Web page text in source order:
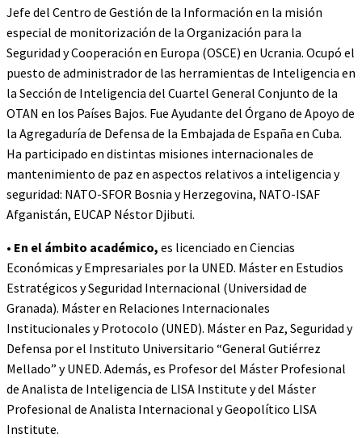
Jefe del Centro de Gestión de la Información en la misión
especial de monitorización de la Organización para la
Seguridad y Cooperación en Europa (OSCE) en Ucrania. Ocupó el
puesto de administrador de las herramientas de Inteligencia en
la Sección de Inteligencia del Cuartel General Conjunto de la
OTAN en los Países Bajos. Fue Ayudante del Órgano de Apoyo de
la Agregaduría de Defensa de la Embajada de España en Cuba.
Ha participado en distintas misiones internacionales de
mantenimiento de paz en aspectos relativos a inteligencia y
seguridad: NATO-SFOR Bosnia y Herzegovina, NATO-ISAF
Afganistán, EUCAP Néstor Djibuti.
• En el ámbito académico, es licenciado en Ciencias
Económicas y Empresariales por la UNED. Máster en Estudios
Estratégicos y Seguridad Internacional (Universidad de
Granada). Máster en Relaciones Internacionales
Institucionales y Protocolo (UNED). Máster en Paz, Seguridad y
Defensa por el Instituto Universitario “General Gutiérrez
Mellado” y UNED. Además, es Profesor del Máster Profesional
de Analista de Inteligencia de LISA Institute y del Máster
Profesional de Analista Internacional y Geopolítico LISA
Institute.